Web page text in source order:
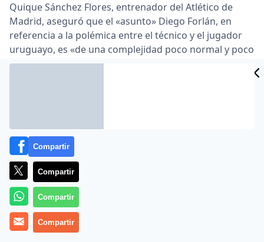
Quique Sánchez Flores, entrenador del Atlético de
Madrid, aseguró que el «asunto» Diego Forlán, en
referencia a la polémica entre el técnico y el jugador
uruguayo, es «de una complejidad poco normal y poco
natural» … «La rutina de trabajo comienza, como
Lea el artículo completo en
Compartir
Compartir
Compartir
Compartir